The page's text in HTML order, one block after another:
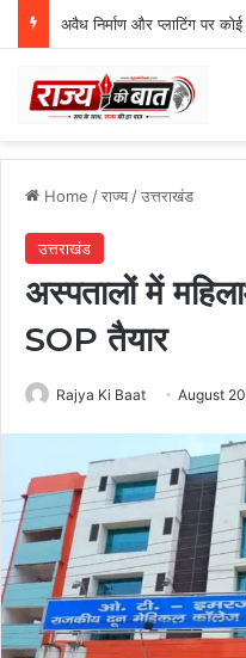
अवैध निर्माण और प्लाटिंग पर कोई
Home /राज्य/उत्तराखंड
उत्तराखंड
अस्पतालों में
SOP तैयार
Rajya Ki Baat August